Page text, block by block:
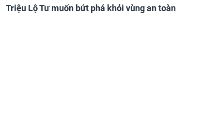
Triệu Lộ Tư muốn bứt phá khỏi vùng an toàn